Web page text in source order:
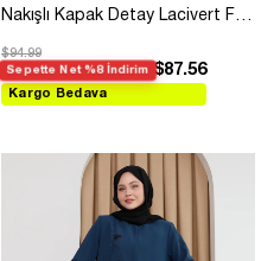
$94.99
Sepette Net %8 İndirim $87.56
Kargo Bedava